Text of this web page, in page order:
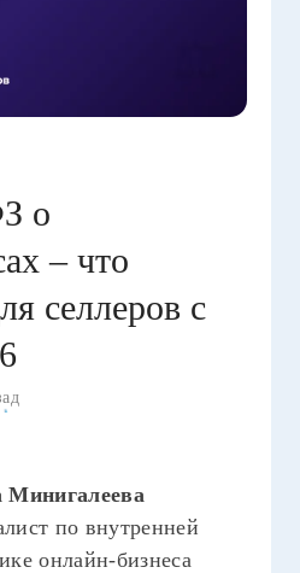
о
– что
селлеров с
Минигалеева
по внутренней
онлайн-бизнеса